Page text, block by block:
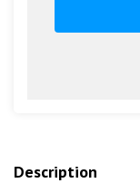
Description